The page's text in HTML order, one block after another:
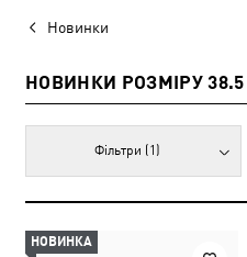
Новинки
НОВИНКИ РОЗМІРУ 38.5
Фільтри (1)
НОВИНКА